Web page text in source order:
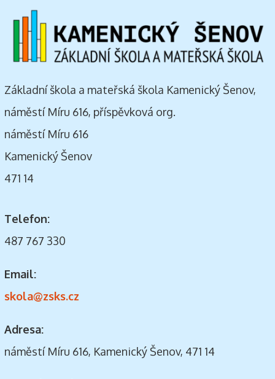
Základní škola a mateřská škola Kamenický Šenov,
náměstí Míru 616, příspěvková org.
náměstí Míru 616
Kamenický Šenov
471 14
Telefon:
487 767 330
Email:
skola@zsks.cz
Adresa:
náměstí Míru 616, Kamenický Šenov, 471 14